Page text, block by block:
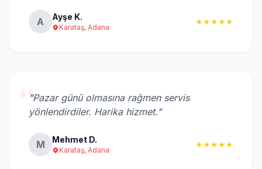
A Ayşe K.
Karataş, Adana
★★★★★
“"Pazar günü olmasına rağmen servis
yönlendirdiler. Harika hizmet."
M Mehmet D.
Karataş, Adana
★★★★★